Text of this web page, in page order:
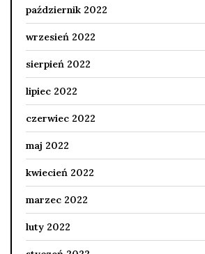
październik 2022
wrzesień 2022
sierpień 2022
lipiec 2022
czerwiec 2022
maj 2022
kwiecień 2022
marzec 2022
luty 2022